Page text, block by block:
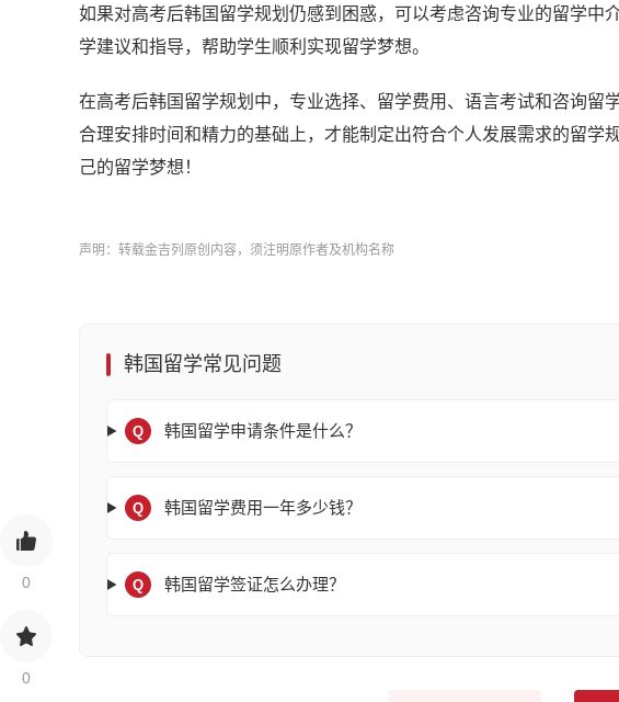
0
0
如果对高考后韩国留学规划仍感到困惑，可以考虑咨询专业的留学中
学建议和指导，帮助学生顺利实现留学梦想。
在高考后韩国留学规划中，专业选择、留学费用、语言考试和咨询留
合理安排时间和精力的基础上，才能制定出符合个人发展需求的留学
己的留学梦想！
声明：转载金吉列原创内容，须注明原作者及机构名称
韩国留学常见问题
Q 韩国留学申请条件是什么？
Q 韩国留学费用一年多少钱？
Q 韩国留学签证怎么办理？